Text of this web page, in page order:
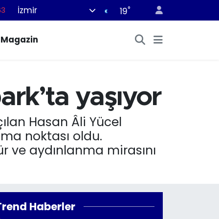
İzmir 19°
Magazin
yaşıyor
Hasan Âli Yücel
noktası oldu.
ve aydınlanma mirasını
Haberler